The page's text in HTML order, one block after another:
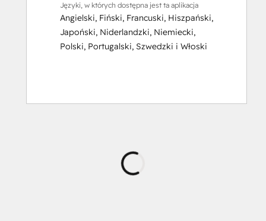
Języki, w których dostępna jest ta aplikacja
Angielski, Fiński, Francuski, Hiszpański,
Japoński, Niderlandzki, Niemiecki,
Polski, Portugalski, Szwedzki i Włoski
Ładowanie